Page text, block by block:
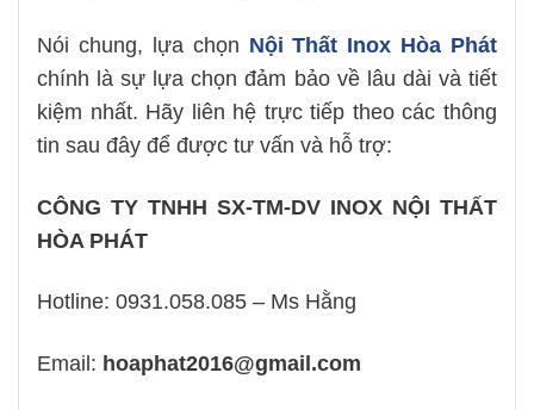
Nói chung, lựa chọn Nội Thất Inox Hòa Phát
chính là sự lựa chọn đảm bảo về lâu dài và tiết
kiệm nhất. Hãy liên hệ trực tiếp theo các thông
tin sau đây để được tư vấn và hỗ trợ:
CÔNG TY TNHH SX-TM-DV INOX NỘI THẤT
HÒA PHÁT
Hotline: 0931.058.085 – Ms Hằng
Email: hoaphat2016@gmail.com